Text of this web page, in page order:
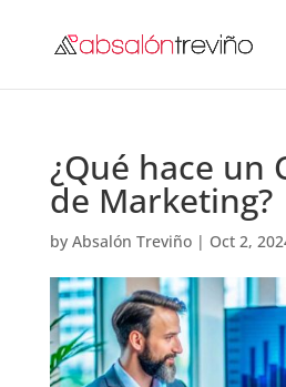
¿Qué hace un
de Marketing?
by Absalón Treviño| Oct 2,